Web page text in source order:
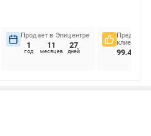
Продает в Эпицентре
1
год
11
месяцев
27
дней
клиентов
99.45%